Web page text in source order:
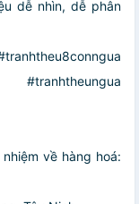
dễ nhìn, dễ phân
về hàng hoá: